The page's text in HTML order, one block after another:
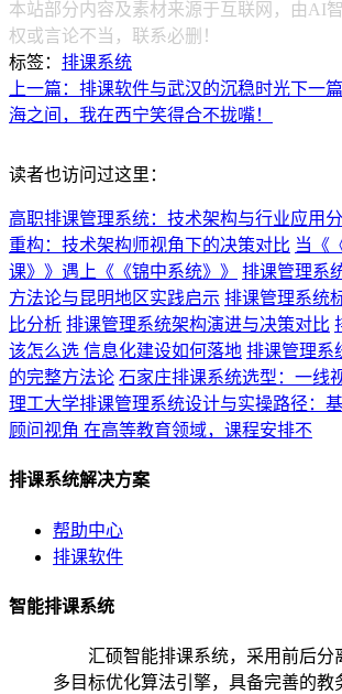
本站部分内容及素材来源于互联网，由AI
权或言论不当，联系必删！
标签： 排课系统
上一篇：排课软件与武汉的沉稳时光下一
海之间，我在西宁笑得合不拢嘴！
读者也访问过这里：
高职排课管理系统：技术架构与行业应用
重构：技术架构师视角下的决策对比 当《
课》》遇上《《锦中系统》》
排课管理系
方法论与昆明地区实践启示 排课管理系统
比分析 排课管理系统架构演进与决策对比
该怎么选 信息化建设如何落地 排课管理系
的完整方法论 石家庄排课系统选型：一线
理工大学排课管理系统设计与实操路径：
顾问视角 在高等教育领域，课程安排不
排课系统解决方案
帮助中心
排课软件
智能排课系统
汇硕智能排课系统，采用前后分
多目标优化算法引擎，具备完善的教